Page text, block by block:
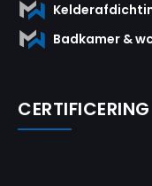
Badkamer &
CERTIFICERING